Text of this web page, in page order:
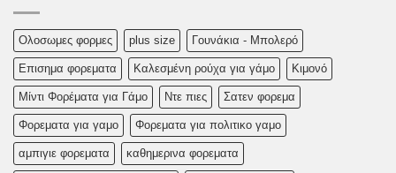
Oλoσωμες φoρμες plus size Γουνάκια - Μπολερό
Επισημα φορεματα Καλεσμένη ρούχα για γάμο Κιμονό
Μίντι Φορέματα για Γάμο Ντε πιες Σατεν φορεμα
Φορεματα για γαμο Φορεματα για πολιτικο γαμο
αμπιγιε φορεματα καθημερινα φορεματα